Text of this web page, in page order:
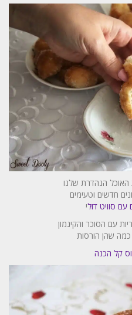
האוכל הנהדרת שלנו
חדשים וטעימים
עם סוויט דוּלי
עם הסוכר והקינמון
שהן הורסות
קל הכנה